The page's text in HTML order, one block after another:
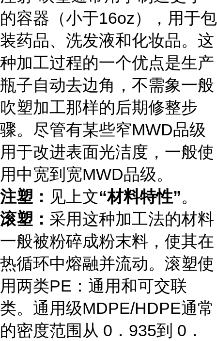
的容器（小于16oz），用于包
装药品、洗发液和化妆品。这
种加工过程的一个优点是生产
瓶子自动去边角，不需象一般
吹塑加工那样的后期修整步
骤。尽管有某些窄MWD品级
用于改进表面光洁度，一般使
用中宽到宽MWD品级。
注塑： 见上文“材料特性”。
滚塑： 采用这种加工法的材料
一般被粉碎成粉末料，使其在
热循环中熔融并流动。滚塑使
用两类PE：通用和可交联
类。通用级MDPE/HDPE通常
的密度范围从 0．935到 0．